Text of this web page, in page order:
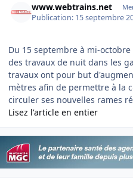
www.webtrains.net
Publication: 15 septembre
Du 15 septembre à mi-
des travaux de nuit dans les
travaux ont pour but
mètres afin de permettre à la
circuler ses nouvelles rames
Lisez l'article en entier